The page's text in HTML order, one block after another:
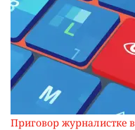
Приговор журналистке